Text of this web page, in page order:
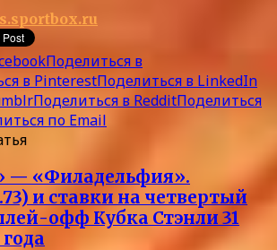
Поделиться в
в PinterestПоделиться в LinkedIn
Поделиться в RedditПоделиться
по Email
— «Филадельфия».
и ставки на четвертый
офф Кубка Стэнли 31